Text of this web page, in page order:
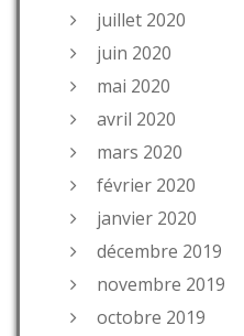
juillet 2020
juin 2020
mai 2020
avril 2020
mars 2020
février 2020
janvier 2020
décembre 2019
novembre 2019
octobre 2019